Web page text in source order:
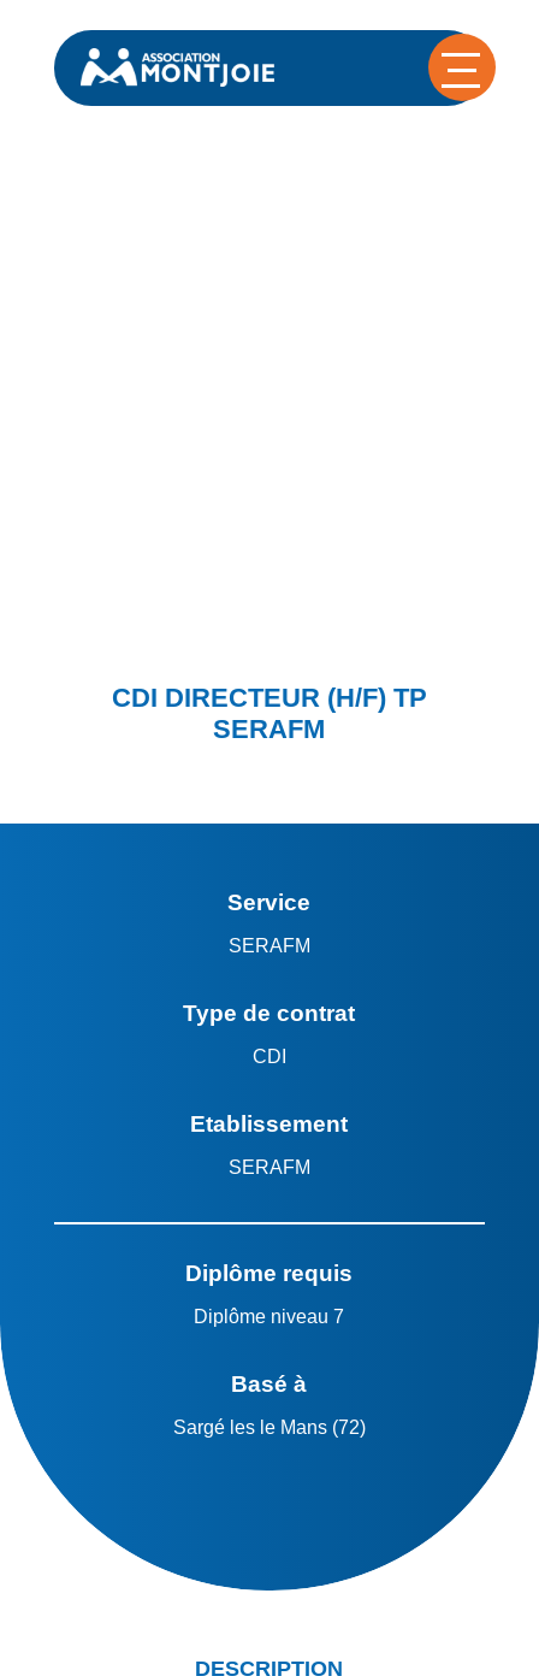
CDI DIRECTEUR (H/F) TP
SERAFM
Service
SERAFM
Type de contrat
CDI
Etablissement
SERAFM
Diplôme requis
Diplôme niveau 7
Basé à
Sargé les le Mans (72)
DESCRIPTION